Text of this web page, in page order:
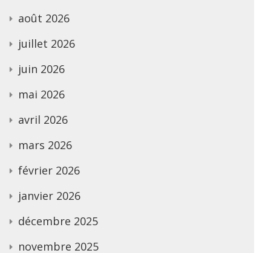
août 2026
juillet 2026
juin 2026
mai 2026
avril 2026
mars 2026
février 2026
janvier 2026
décembre 2025
novembre 2025